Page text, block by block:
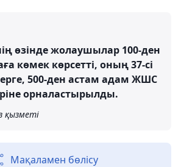
өзінде жолаушылар 100-ден
көмек көрсетті, оның 37-сі
500-ден астам адам ЖШС
орналастырылды.
қызметі
Мақаламен бөлісу